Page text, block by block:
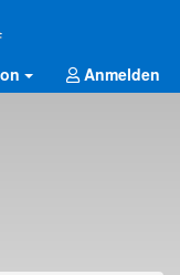
Anmelden